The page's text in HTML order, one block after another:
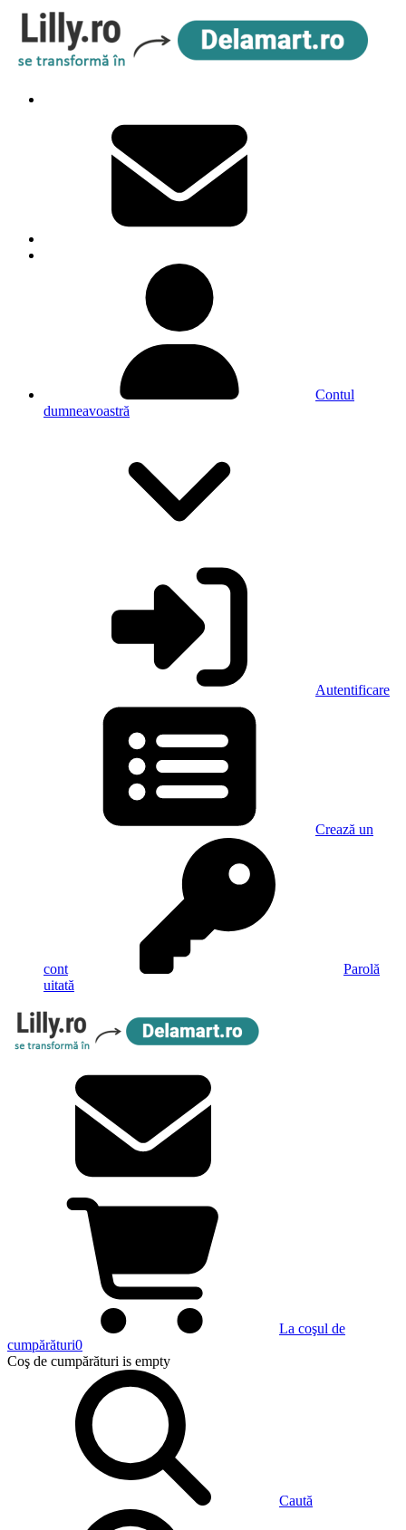
Contul
dumneavoastră
Autentificare
Crează un
cont
Parolă
uitată
La coşul de
cumpărături0
Coş de cumpărături is empty
Caută